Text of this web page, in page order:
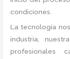
condiciones.
La tecnología
industria,
profesionales